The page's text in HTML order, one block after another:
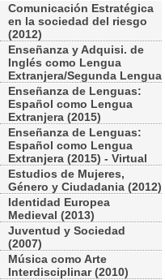
Comunicación Estratégica
en la sociedad del riesgo
(2012)
Enseñanza y Adquisi. de
Inglés como Lengua
Extranjera/Segunda Lengua
Enseñanza de Lenguas:
Español como Lengua
Extranjera (2015)
Enseñanza de Lenguas:
Español como Lengua
Extranjera (2015) - Virtual
Estudios de Mujeres,
Género y Ciudadania (2012)
Identidad Europea
Medieval (2013)
Juventud y Sociedad
(2007)
Música como Arte
Interdisciplinar (2010)